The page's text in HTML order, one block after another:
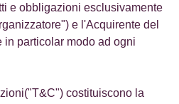
e obbligazioni esclusivamente
e l'Acquirente del
particolar modo ad ogni
costituiscono la